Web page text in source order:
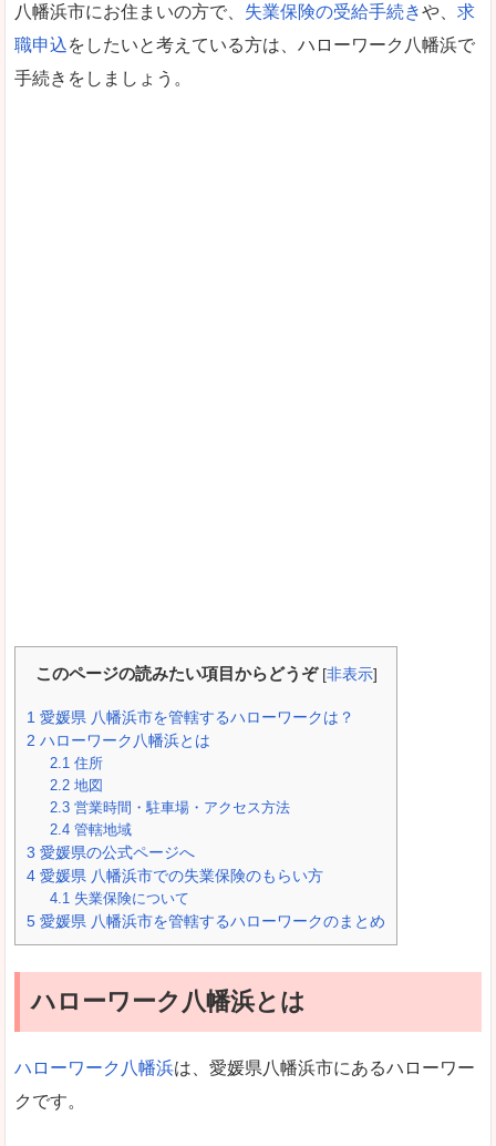
八幡浜市にお住まいの方で、 失業保険の受給手続きや、 求
職申込をしたいと考えている方は、ハローワーク八幡浜で
手続きをしましょう。
このページの読みたい項目からどうぞ [非表示]
1 愛媛県 八幡浜市を管轄するハローワークは？
2 ハローワーク八幡浜とは
2.1 住所
2.2 地図
2.3 営業時間・駐車場・アクセス方法
2.4 管轄地域
3 愛媛県の公式ページへ
4 愛媛県 八幡浜市での失業保険のもらい方
4.1 失業保険について
5 愛媛県 八幡浜市を管轄するハローワークのまとめ
ハローワーク八幡浜とは
ハローワーク八幡浜は、愛媛県八幡浜市にあるハローワー
クです。